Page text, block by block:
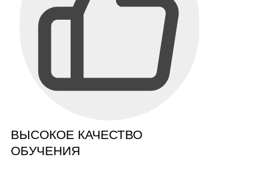
ВЫСОКОЕ КАЧЕСТВО
ОБУЧЕНИЯ